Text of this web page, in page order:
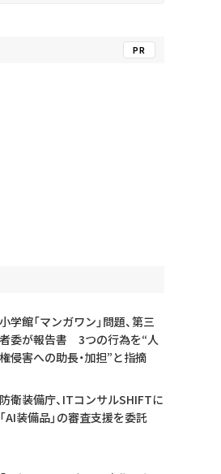
PR
小学館「マンガワン」問題、第三
者委が報告書 3つの行為を“人
権侵害への助長・加担”と指摘
防衛装備庁、ITコンサルSHIFTに
「AI装備品」の審査支援を委託